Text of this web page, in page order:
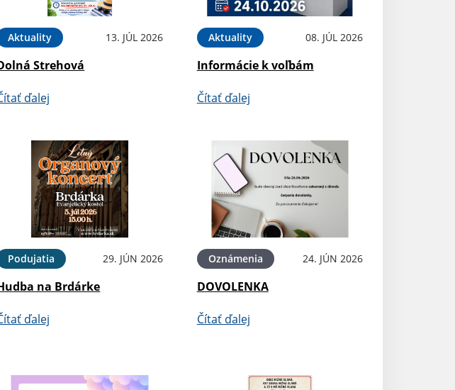
Aktuality 13. JÚL 2026
Strehová
ďalej
Aktuality 08. JÚL 2026
Informácie k voľbám
Čítať ďalej
Podujatia 29. JÚN 2026
na Brdárke
ďalej
Oznámenia 24. JÚN 2026
DOVOLENKA
Čítať ďalej